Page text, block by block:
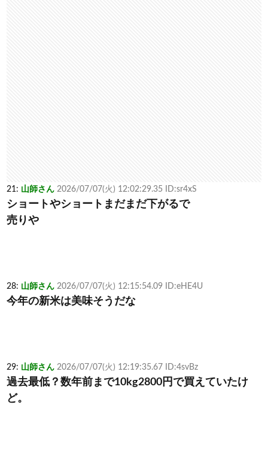
21: 山師さん 2026/07/07(火) 12:02:29.35 ID:sr4xS
ショートやショートまだまだ下がるで
売りや
28: 山師さん 2026/07/07(火) 12:15:54.09 ID:eHE4U
今年の新米は美味そうだな
29: 山師さん 2026/07/07(火) 12:19:35.67 ID:4svBz
過去最低？数年前まで10kg2800円で買えていたけ
ど。